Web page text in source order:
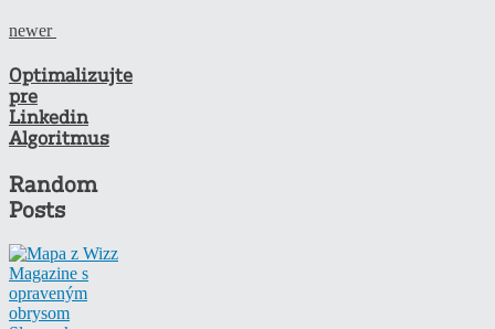
newer
Optimalizujte
pre
Linkedin
Algoritmus
Random
Posts